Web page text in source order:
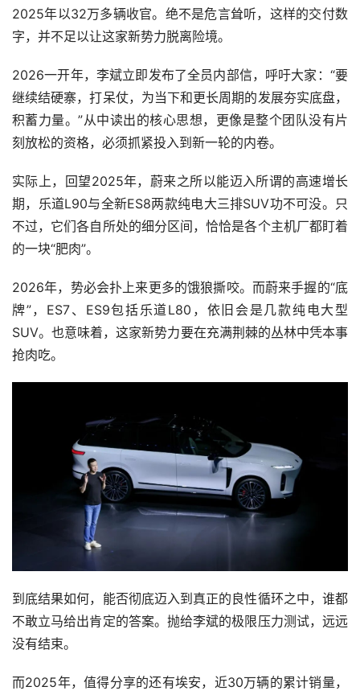
2025年以32万多辆收官。绝不是危言耸听，这样的交付数
字，并不足以让这家新势力脱离险境。
2026一开年，李斌立即发布了全员内部信，呼吁大家：“要
继续结硬寨，打呆仗，为当下和更长周期的发展夯实底盘，
积蓄力量。”从中读出的核心思想，更像是整个团队没有片
刻放松的资格，必须抓紧投入到新一轮的内卷。
实际上，回望2025年，蔚来之所以能迈入所谓的高速增长
期，乐道L90与全新ES8两款纯电大三排SUV功不可没。只
不过，它们各自所处的细分区间，恰恰是各个主机厂都盯着
的一块“肥肉”。
2026年，势必会扑上来更多的饿狼撕咬。而蔚来手握的“底
牌”，ES7、ES9包括乐道L80，依旧会是几款纯电大型
SUV。也意味着，这家新势力要在充满荆棘的丛林中凭本事
抢肉吃。
到底结果如何，能否彻底迈入到真正的良性循环之中，谁都
不敢立马给出肯定的答案。抛给李斌的极限压力测试，远远
没有结束。
而2025年，值得分享的还有埃安，近30万辆的累计销量，